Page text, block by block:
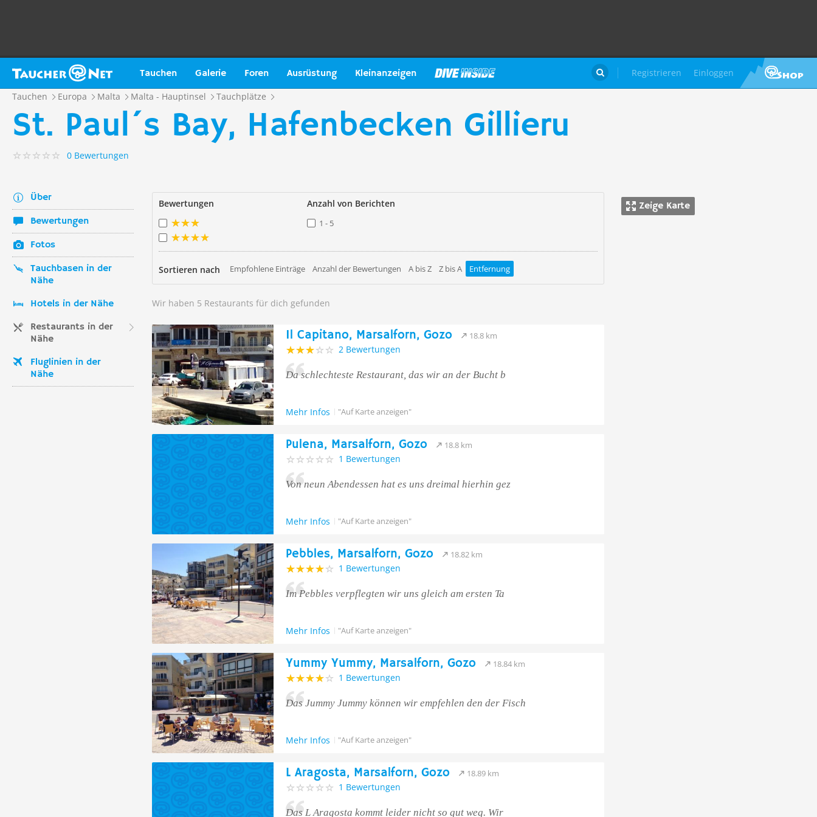
Tauchen Galerie Foren Ausrüstung Kleinanzeigen Registrieren Einloggen

Tauchen Europa Malta Malta - Hauptinsel Tauchplätze
St. Paul´s Bay, Hafenbecken Gillieru
0 Bewertungen
Über
Bewertungen
Fotos
Tauchbasen in der
Nähe
Hotels in der Nähe
Restaurants in der
Nähe
Fluglinien in der
Nähe
Zeige Karte
Bewertungen Anzahl von Berichten
1 - 5
Sortieren nach Empfohlene Einträge Anzahl der Bewertungen A bis Z Z bis A Entfernung
Wir haben 5 Restaurants für dich gefunden
Il Capitano, Marsalforn, Gozo 18.8 km
2 Bewertungen
Da schlechteste Restaurant, das wir an der Bucht b
Mehr Infos "Auf Karte anzeigen"
Pulena, Marsalforn, Gozo 18.8 km
1 Bewertungen
Von neun Abendessen hat es uns dreimal hierhin gez
Mehr Infos "Auf Karte anzeigen"
Pebbles, Marsalforn, Gozo 18.82 km
1 Bewertungen
Im Pebbles verpflegten wir uns gleich am ersten Ta
Mehr Infos "Auf Karte anzeigen"
Yummy Yummy, Marsalforn, Gozo 18.84 km
1 Bewertungen
Das Jummy Jummy können wir empfehlen den der Fisch
Mehr Infos "Auf Karte anzeigen"
L Aragosta, Marsalforn, Gozo 18.89 km
1 Bewertungen
Das L Aragosta kommt leider nicht so gut weg. Wir